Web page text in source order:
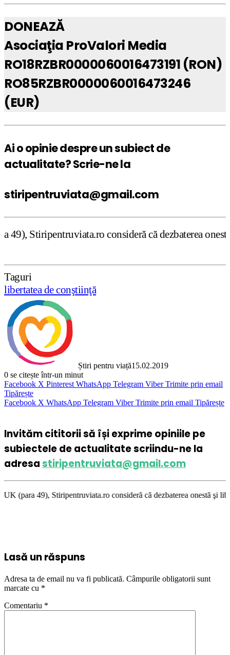
DONEAZĂ
Asociaţia ProValori Media
RO18RZBR0000060016473191 (RON)
RO85RZBR0000060016473246
(EUR)
Ai o opinie despre un subiect de
actualitate? Scrie-ne la
stiripentruviata@gmail.com
consideră că dezbaterea onestă şi
Taguri
libertatea de conştiinţă
Știri pentru viață15.02.2019
0 se citește într-un minut
Facebook X Pinterest WhatsApp Telegram Viber Trimite prin email
Tipărește
Facebook X WhatsApp Telegram Viber Trimite prin email Tipărește
Invităm cititorii să își exprime opiniile pe
subiectele de actualitate scriindu-ne la
adresastiripentruviata@gmail.com
consideră că dezbaterea onestă şi libertatea
Lasă un răspuns
Adresa ta de email nu va fi publicată. Câmpurile obligatorii sunt
marcate cu *
Comentariu *